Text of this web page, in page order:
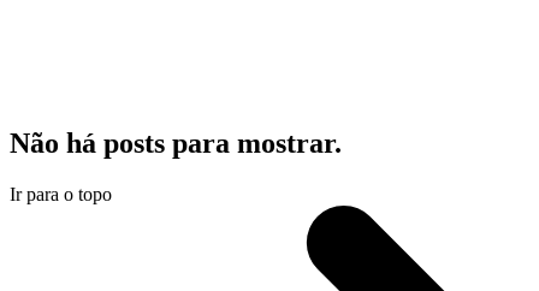
Não há posts para mostrar.
Ir para o topo